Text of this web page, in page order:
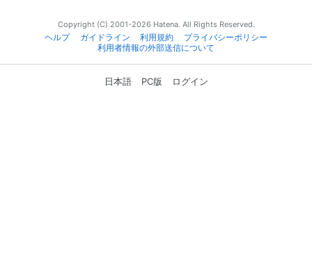
Copyright (C) 2001-2026 Hatena. All Rights Reserved.
ヘルプ
ガイドライン 利用規約
プライバシーポリシー
利用者情報の外部送信について
日本語 PC版 ログイン